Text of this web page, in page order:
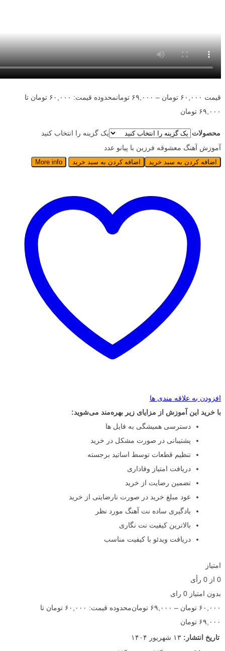
قیمت ۶۰,۰۰۰ تومان – ۶۹,۰۰۰ تومان
محدوده قیمت: ۶۰,۰۰۰ تومان تا
۶۹,۰۰۰ تومان
محصولات
یک گزینه را انتخاب کنید
آموزش آهنگ معشوقه فرزین با پیانو عدد
اضافه کردن به سبد خرید اضافه کردن به سبد خرید More info
افزودن به علاقه مندی ها
با خرید این آموزش از مزایای زیر بهره‌مند می‌شوید:
دسترسی همیشگی به فایل ها
پشتیبانی در صورت مشکل در خرید
تنظیم قطعات توسط اساتید برجسته
دریافت امتیاز وفاداری
تضمین رضایت از خرید
عود مبلغ خرید در صورت نارضایتی از خرید
یادگیری ساده نت آهنگ مورد نظر
بالاترین کیفیت نت نگاری
دریافت ویدئو با کیفیت مناسب
امتیاز
0 از 0 رأی
بدون امتیاز 0 رای
۶۰,۰۰۰ تومان – ۶۹,۰۰۰ تومان
محدوده قیمت: ۶۰,۰۰۰ تومان تا
۶۹,۰۰۰ تومان
تاریخ انتشار: ۱۳ شهریور ۱۴۰۴